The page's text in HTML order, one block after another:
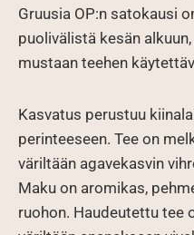
Gruusia OP:n satokausi
puolivälistä kesän
mustaan teehen
Kasvatus perustuu
perinteeseen. Tee on
väriltään agavekasvin
Maku on aromikas,
ruohon. Haudeutettu tee